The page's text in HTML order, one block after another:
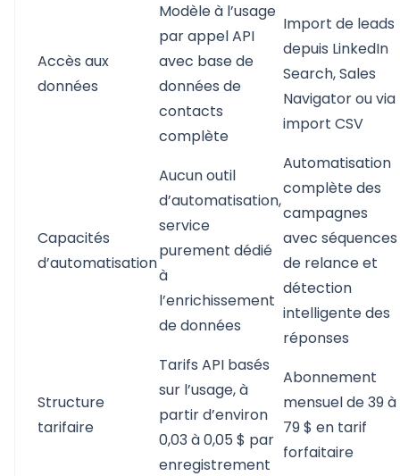
Accès aux
données
Modèle à l’usage
par appel API
avec base de
données de
contacts
complète
Import de leads
depuis LinkedIn
Search, Sales
Navigator ou via
import CSV
Capacités
d’automatisation
Aucun outil
d’automatisation,
service
purement dédié
à
l’enrichissement
de données
Automatisation
complète des
campagnes
avec séquences
de relance et
détection
intelligente des
réponses
Structure
tarifaire
Tarifs API basés
sur l’usage, à
partir d’environ
0,03 à 0,05 $ par
enregistrement
Abonnement
mensuel de 39 à
79 $ en tarif
forfaitaire